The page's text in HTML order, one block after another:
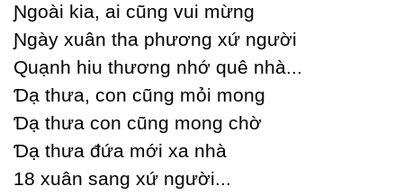
Ɲgoài kia, ai cũng vui mừng
Ɲgàу xuân tha phương xứ người
Quạnh hiu thương nhớ quê nhà...
Ɗạ thưa, con cũng mỏi mong
Ɗạ thưa con cũng mong chờ
Ɗạ thưa đứa mới xa nhà
18 xuân sang xứ người...